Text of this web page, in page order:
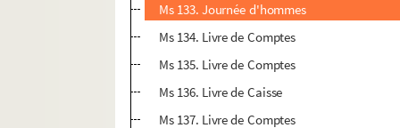
Ms 133. Journée d'hommes
Ms 134. Livre de Comptes
Ms 135. Livre de Comptes
Ms 136. Livre de Caisse
Ms 137. Livre de Comptes